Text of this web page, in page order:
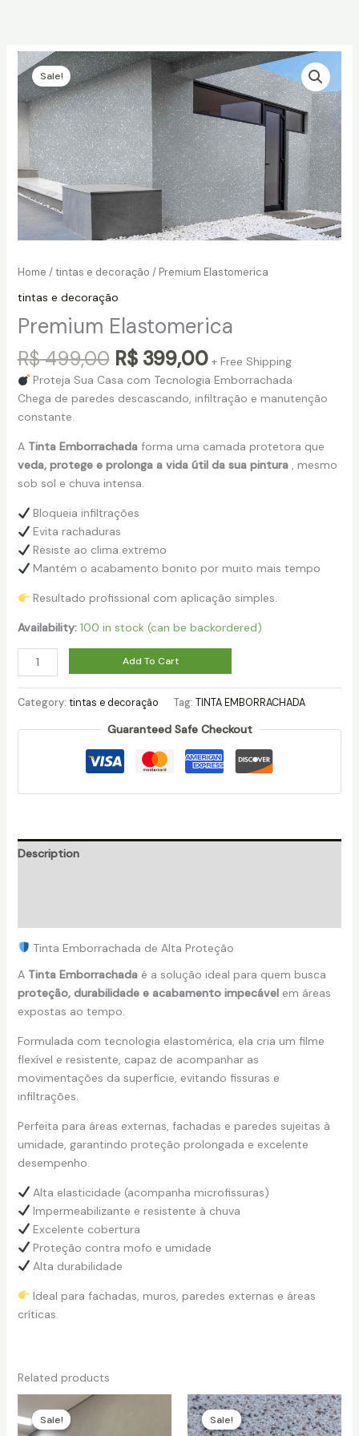
Sale!
Home /tintas e decoração / Premium Elastomerica
tintas e decoração
Premium Elastomerica
R$499,00 Original
price
was:
R$399,00Current
price
is:
R$ 399,00.
+ Free Shipping
Proteja Sua Casa com Tecnologia Emborrachada
Chega de paredes descascando, infiltração e manutenção
constante.
A Tinta Emborrachadaforma uma camada protetora que
veda, protege e prolonga a vida útil da sua pintura, mesmo
sob sol e chuva intensa.
Bloqueia infiltrações
Evita rachaduras
Resiste ao clima extremo
Mantém o acabamento bonito por muito mais tempo
Resultado profissional com aplicação simples.
Availability: 100 in stock (can be backordered)
Premium
Elastomerica
Add To Cart
Category: tintas e decoração Tag: TINTA EMBORRACHADA
Guaranteed Safe Checkout
Description
Tinta Emborrachada de Alta Proteção
A Tinta Emborrachadaé a solução ideal para quem busca
proteção, durabilidade e acabamento impecávelem áreas
expostas ao tempo.
Formulada com tecnologia elastomérica, ela cria um filme
flexível e resistente, capaz de acompanhar as
movimentações da superfície, evitando fissuras e
infiltrações.
Perfeita para áreas externas, fachadas e paredes sujeitas à
umidade, garantindo proteção prolongada e excelente
desempenho.
Alta elasticidade (acompanha microfissuras)
Impermeabilizante e resistente à chuva
Excelente cobertura
Proteção contra mofo e umidade
Alta durabilidade
Ideal para fachadas, muros, paredes externas e áreas
críticas.
Related products
Sale!
Sale! Sale!
Sale!